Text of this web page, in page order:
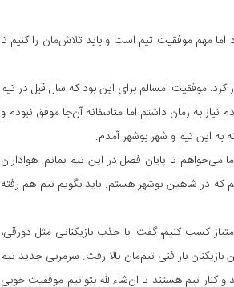
مهم موفقیت تیم است و باید تلاش‌مان را کنیم تا
کرد: موفقیت امسالم برای این بود که سال قبل در تیم
به زمان داشتم اما متاسفانه آن‌جا موفق نبودم و
این تیم و شهر بوشهر آمدم.
می‌خواهم تا پایان فصل در این تیم بمانم. هواداران
در شاهین بوشهر هستم. باید بگویم تیم هم رفته
تیم فوتبال شاهین بوشهر با بیان این که ما توانستیم در چهار هفته ۱۰ امتیاز کسب کنیم، گفت: با جذب بازیکنانی مثل دورقی،
بار فنی تیم‌مان بالا رفت. سرمربی جدید تیم
تیم هستند تا ان‌شاءالله بتوانیم موفقیت خوبی